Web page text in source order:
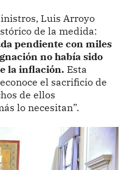
Luis Arroyo
de la medida:
pendiente con miles
no había sido
la inflación. Esta
el sacrificio de
de ellos
lo necesitan”.